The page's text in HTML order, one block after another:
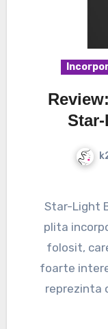
Star-Light BHF-230VB este un model de
plita
folosit,
foarte
reprezinta